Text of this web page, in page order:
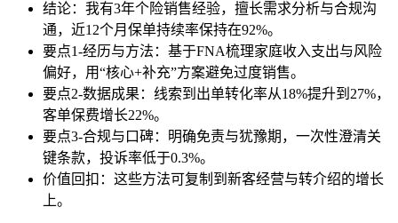
结论：我有3年个险销售经验，擅长需求分析与合规沟
通，近12个月保单持续率保持在92%。
要点1-经历与方法：基于FNA梳理家庭收入支出与风险
偏好，用“核心+补充”方案避免过度销售。
要点2-数据成果：线索到出单转化率从18%提升到27%，
客单保费增长22%。
要点3-合规与口碑：明确免责与犹豫期，一次性澄清关
键条款，投诉率低于0.3%。
价值回扣：这些方法可复制到新客经营与转介绍的增长
上。